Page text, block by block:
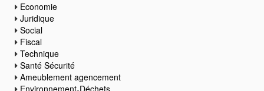
Economie
Juridique
Social
Fiscal
Technique
Santé Sécurité
Ameublement agencement